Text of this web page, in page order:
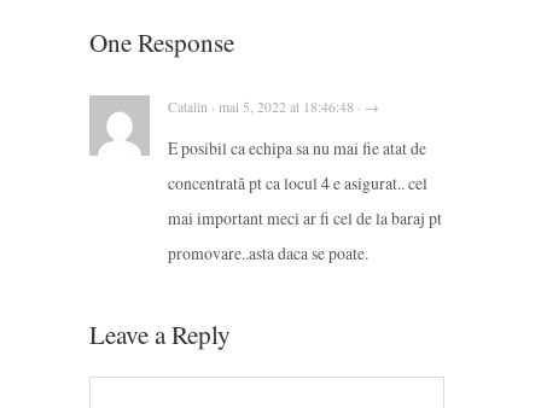
One Response
Catalin · mai 5, 2022 at 18:46:48 · →
E posibil ca echipa sa nu mai fie atat de
concentrată pt ca locul 4 e asigurat.. cel
mai important meci ar fi cel de la baraj pt
promovare..asta daca se poate.
Leave a Reply